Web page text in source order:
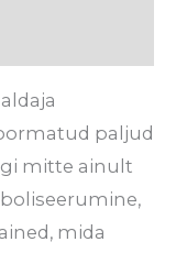
paljud
mitte ainult
mida